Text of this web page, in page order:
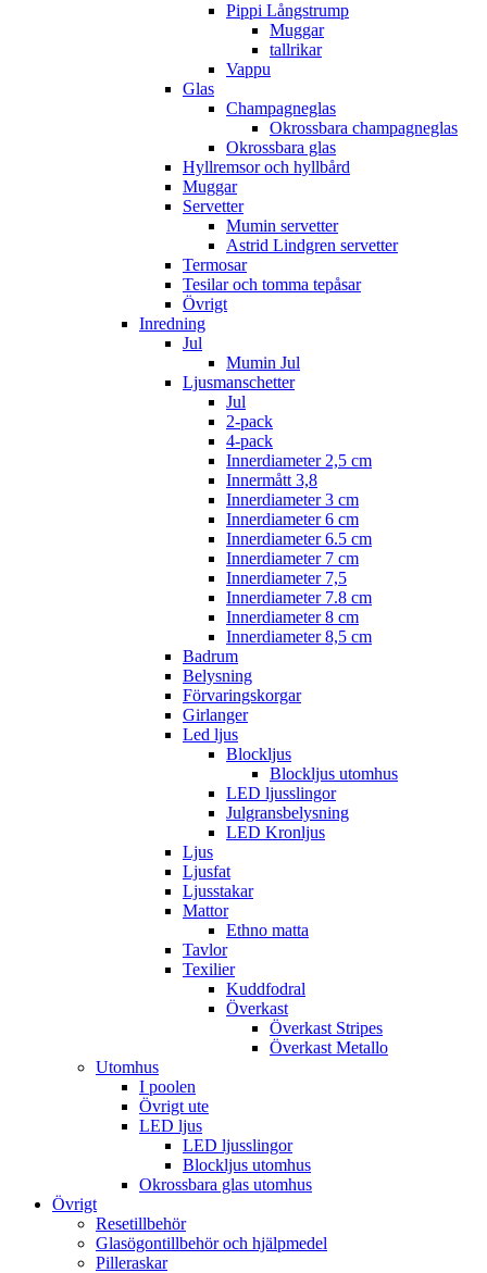
Pippi Långstrump
Muggar
tallrikar
Vappu
Glas
Champagneglas
Okrossbara champagneglas
Okrossbara glas
Hyllremsor och hyllbård
Muggar
Servetter
Mumin servetter
Astrid Lindgren servetter
Termosar
Tesilar och tomma tepåsar
Övrigt
Inredning
Jul
Mumin Jul
Ljusmanschetter
Jul
2-pack
4-pack
Innerdiameter 2,5 cm
Innermått 3,8
Innerdiameter 3 cm
Innerdiameter 6 cm
Innerdiameter 6.5 cm
Innerdiameter 7 cm
Innerdiameter 7,5
Innerdiameter 7.8 cm
Innerdiameter 8 cm
Innerdiameter 8,5 cm
Badrum
Belysning
Förvaringskorgar
Girlanger
Led ljus
Blockljus
Blockljus utomhus
LED ljusslingor
Julgransbelysning
LED Kronljus
Ljus
Ljusfat
Ljusstakar
Mattor
Ethno matta
Tavlor
Texilier
Kuddfodral
Överkast
Överkast Stripes
Överkast Metallo
Utomhus
I poolen
Övrigt ute
LED ljus
LED ljusslingor
Blockljus utomhus
Okrossbara glas utomhus
Övrigt
Resetillbehör
Glasögontillbehör och hjälpmedel
Pilleraskar